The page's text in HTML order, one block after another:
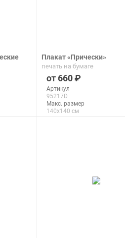
Плакат «Прически»
печать на бумаге
660
Артикул
95217D
Макс. размер
140x140 см